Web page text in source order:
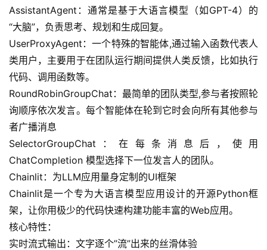
AssistantAgent：通常是基于大语言模型（如GPT-4）的
“大脑”，负责思考、规划和生成回复。
UserProxyAgent：一个特殊的智能体,通过输入函数代表人
类用户，主要用于在团队运行期间提供人类反馈，比如执行
代码、调用函数等。
RoundRobinGroupChat：最简单的团队类型,参与者按照轮
询顺序依次发言。每个智能体在轮到它时会向所有其他参与
者广播消息
SelectorGroupChat：在每条消息后，使用
ChatCompletion 模型选择下一位发言人的团队。
Chainlit：为LLM应用量身定制的UI框架
Chainlit是一个专为大语言模型应用设计的开源Python框
架，让你用极少的代码快速构建功能丰富的Web应用。
核心特性：
实时流式输出：文字逐个”流”出来的丝滑体验